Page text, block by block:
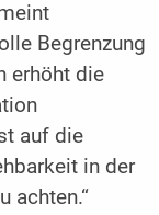
Begrenzung
erhöht die
auf die
in der
achten.“